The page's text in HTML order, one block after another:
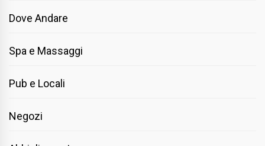
Dove Andare
Spa e Massaggi
Pub e Locali
Negozi